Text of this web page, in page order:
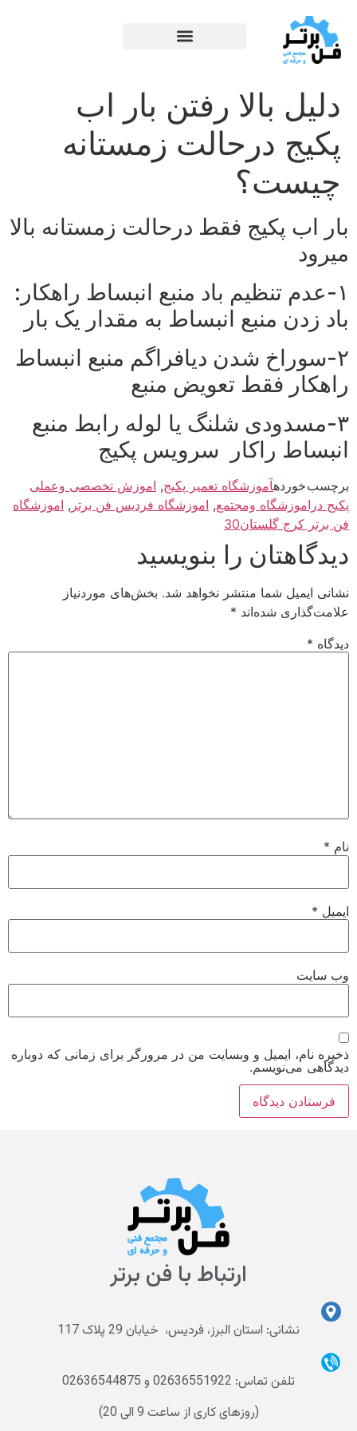
دلیل بالا رفتن بار اب
پکیج درحالت زمستانه
چیست؟
بار اب پکیج فقط درحالت زمستانه بالا
میرود
۱-عدم تنظیم باد منبع انبساط راهکار:
باد زدن منبع انبساط به مقدار یک بار
۲-سوراخ شدن دیافراگم منبع انبساط
راهکار فقط تعویض منبع
۳-مسدودی شلنگ یا لوله رابط منبع
انبساط راکار سرویس پکیج
برچسب خوردهآموزشگاه تعمیر پکیج, اموزش تخصصی وعملی
پکیج دراموزشگاه ومجتمع, اموزشگاه فردیس فن برتر , اموزشگاه
فن برتر کرج گلستان30
دیدگاهتان را بنویسید
نشانی ایمیل شما منتشر نخواهد شد. بخش‌های موردنیاز
علامت‌گذاری شده‌اند *
دیدگاه *
نام *
ایمیل *
وب‌ سایت
ذخیره نام، ایمیل و وبسایت من در مرورگر برای زمانی که دوباره
دیدگاهی می‌نویسم.
ارتباط با فن برتر
نشانی: استان البرز، فردیس، خیابان 29 پلاک 117
تلفن تماس: 02636551922 و 02636544875
(روزهای کاری از ساعت 9 الی 20)